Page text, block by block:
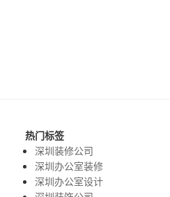
热门标签
深圳装修公司
深圳办公室装修
深圳办公室设计